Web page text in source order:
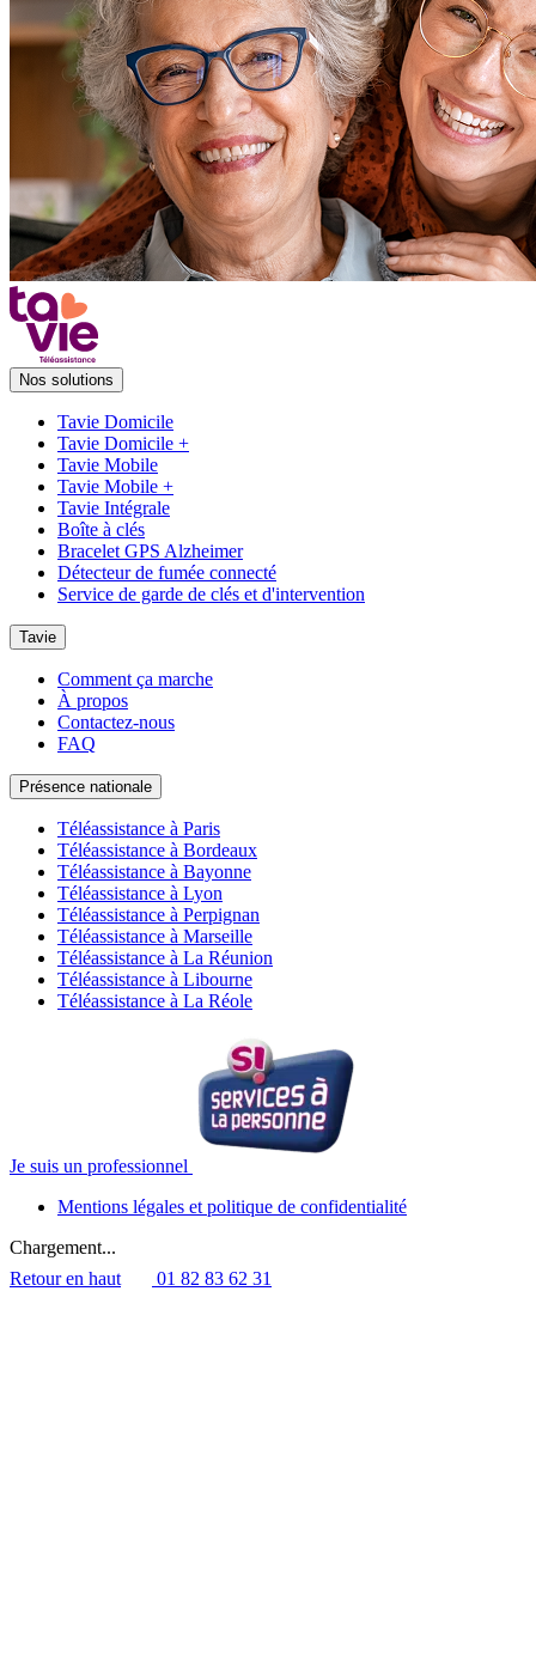
Nos solutions
Tavie Domicile
Tavie Domicile +
Tavie Mobile
Tavie Mobile +
Tavie Intégrale
Boîte à clés
Bracelet GPS Alzheimer
Détecteur de fumée connecté
Service de garde de clés et d'intervention
Tavie
Comment ça marche
À propos
Contactez-nous
FAQ
Présence nationale
Téléassistance à Paris
Téléassistance à Bordeaux
Téléassistance à Bayonne
Téléassistance à Lyon
Téléassistance à Perpignan
Téléassistance à Marseille
Téléassistance à La Réunion
Téléassistance à Libourne
Téléassistance à La Réole
Je suis un professionnel
Mentions légales et politique de confidentialité
Chargement...
Retour en haut
01 82 83 62 31